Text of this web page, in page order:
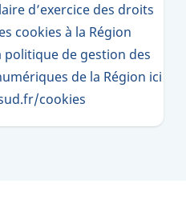
d’exercice des droits
cookies à la Région
de gestion des
de la Région ici
cookies